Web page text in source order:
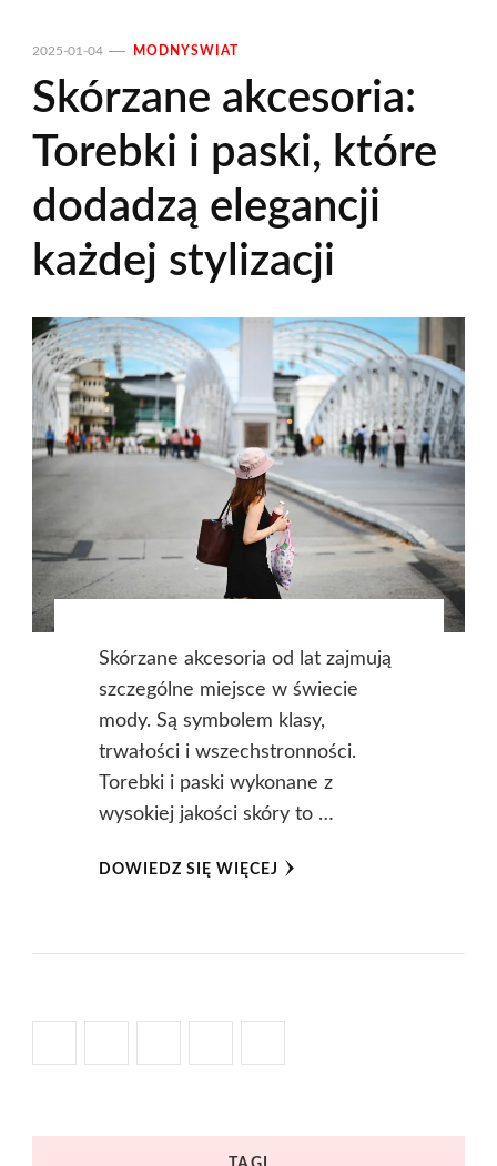
2025-01-04 MODNYSWIAT
Skórzane akcesoria:
Torebki i paski, które
dodadzą elegancji
każdej stylizacji
Skórzane akcesoria od lat zajmują
szczególne miejsce w świecie
mody. Są symbolem klasy,
trwałości i wszechstronności.
Torebki i paski wykonane z
wysokiej jakości skóry to …
DOWIEDZ SIĘ WIĘCEJ